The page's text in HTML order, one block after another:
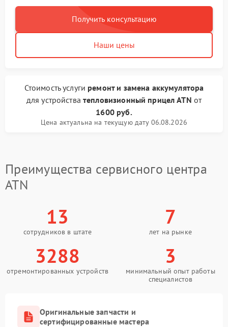
Получить консультацию
Наши цены
Стоимость услуги ремонт и замена аккумулятора
для устройстватепловизионный прицел ATN от
1600 руб.
Цена актуальна на текущую дату 06.08.2026
Преимущества сервисного центра
ATN
13
сотрудников в штате
7
лет на рынке
3288
отремонтированных устройств
3
минимальный опыт работы
специалистов
Оригинальные запчасти и
сертифицированные мастера